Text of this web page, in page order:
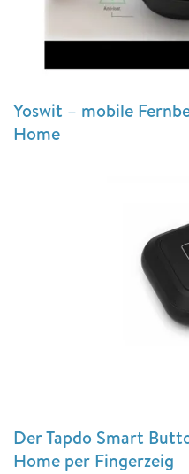
Yoswit – mobile
Home
Der Tapdo Smart
Home per Fingerzeig